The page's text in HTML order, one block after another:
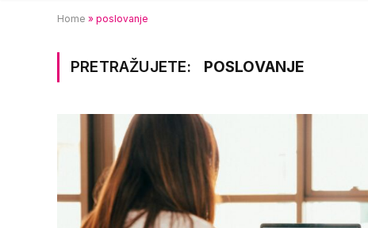
Home » poslovanje
PRETRAŽUJETE: POSLOVANJE